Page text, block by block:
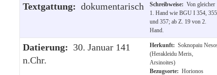
Textgattung: dokumentarisch Schreibweise: Von gleicher
1. Hand wie BGU I 354, 355
und 357; ab Z. 19 von 2.
Hand.
Datierung: 30. Januar 141
n.Chr.
Herkunft: Soknopaiu
(Herakleidu Meris,
Arsinoites)
Bezugsorte: Horionos